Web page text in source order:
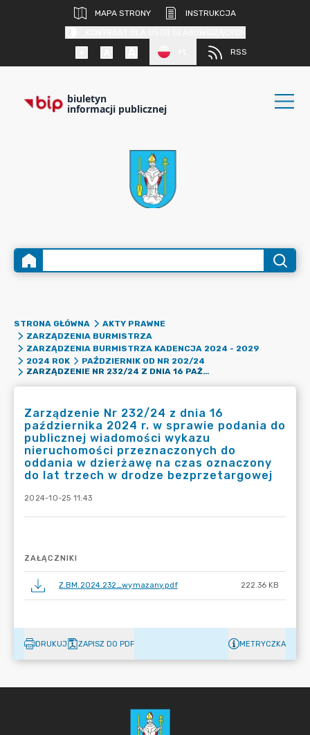
MAPA STRONY
INSTRUKCJA
RSS
biuletyn
informacji publicznej
STRONA GŁÓWNA
AKTY PRAWNE
ZARZĄDZENIA BURMISTRZA
ZARZĄDZENIA BURMISTRZA KADENCJA 2024 - 2029
2024 ROK
PAŹDZIERNIK OD NR 202/24
ZARZĄDZENIE NR 232/24 Z DNIA 16 PAŹDZIERNIKA 2024 R. W SPRAWIE PODANIA DO PUBLICZNEJ WIADOMOŚCI WYKAZU NIERUCHOMOŚCI PRZEZNACZONYCH DO ODDANIA W DZIERŻAWĘ NA CZAS OZNACZONY DO LAT TRZECH W DRODZE BEZPRZETARGOWEJ
Zarządzenie Nr 232/24 z dnia 16
października 2024 r. w sprawie podania do
publicznej wiadomości wykazu
nieruchomości przeznaczonych do
oddania w dzierżawę na czas oznaczony
do lat trzech w drodze bezprzetargowej
2024-10-25 11:43
ZAŁĄCZNIKI
Z.BM.2024.232_wymazany.pdf 222.36 KB
DRUKUJ ZAPISZ DO PDF METRYCZKA